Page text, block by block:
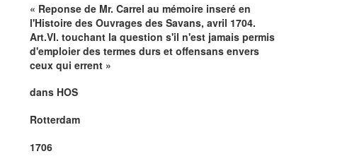
« Reponse de Mr. Carrel au mémoire inseré en
l'Histoire des Ouvrages des Savans, avril 1704.
Art.VI. touchant la question s'il n'est jamais permis
d'emploier des termes durs et offensans envers
ceux qui errent »
dans HOS
Rotterdam
1706